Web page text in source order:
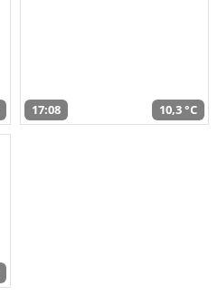
17:08 10,3 °C